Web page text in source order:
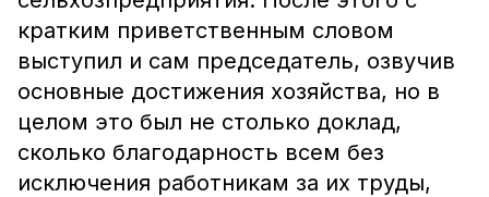
кратким приветственным словом
выступил и сам председатель, озвучив
основные достижения хозяйства, но в
целом это был не столько доклад,
сколько благодарность всем без
исключения работникам за их труды,